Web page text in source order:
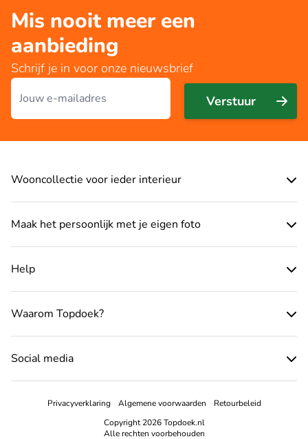
Mis nooit meer een
aanbieding
Schrijf je in voor onze nieuwsbrief
E-mailadres
Verstuur
Wooncollectie voor ieder interieur
Maak het persoonlijk met je eigen foto
Help
Waarom Topdoek?
Social media
Privacyverklaring Algemene voorwaarden
Retourbeleid
Copyright 2026 Topdoek.nl
Alle rechten voorbehouden